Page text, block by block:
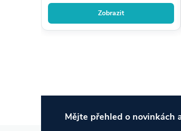
Zobrazit
Mějte přehled o novinkách